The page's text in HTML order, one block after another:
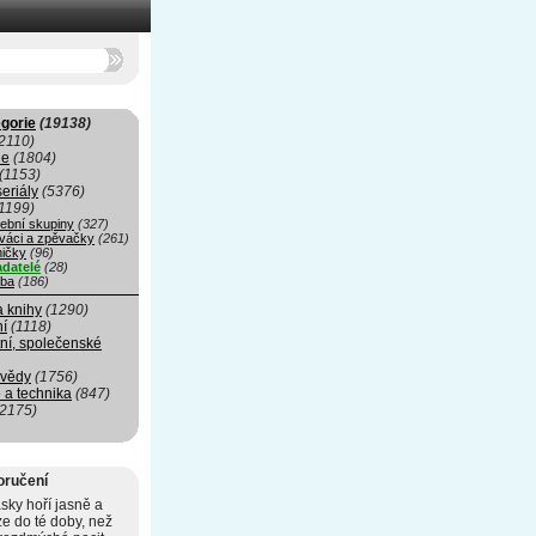
(19138)
(1804)
(1153)
(5376)
skupiny (327)
a zpěvačky (261)
(96)
(28)
(186)
knihy (1290)
(1118)
společenské
(1756)
a technika (847)
hoří jasně a
do té doby, než